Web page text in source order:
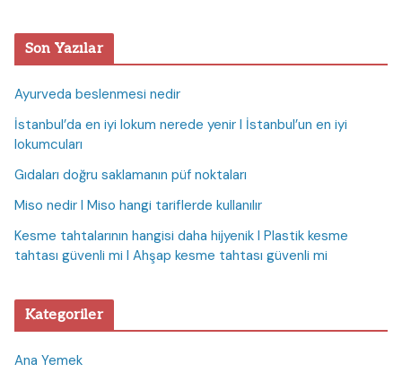
Son Yazılar
Ayurveda beslenmesi nedir
İstanbul’da en iyi lokum nerede yenir I İstanbul’un en iyi
lokumcuları
Gıdaları doğru saklamanın püf noktaları
Miso nedir I Miso hangi tariflerde kullanılır
Kesme tahtalarının hangisi daha hijyenik I Plastik kesme
tahtası güvenli mi I Ahşap kesme tahtası güvenli mi
Kategoriler
Ana Yemek